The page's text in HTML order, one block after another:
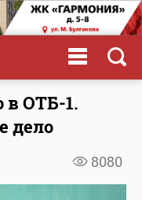
в ОТБ-1.
дело
8080